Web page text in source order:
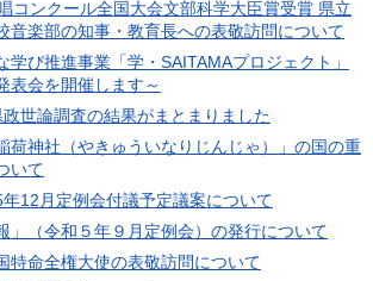
コンクール全国大会文部科学大臣賞受賞 県立
音楽部の知事・教育長への表敬訪問について
学び推進事業「学・SAITAMAプロジェクト」
表会を開催します～
世論調査の結果がまとまりました
荷神社（やきゅういなりじんじゃ）」の国の重
いて
12月定例会付議予定議案について
」（令和５年９月定例会）の発行について
特命全権大使の表敬訪問について